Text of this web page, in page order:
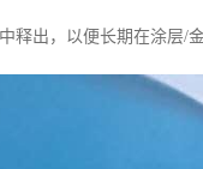
释出，以便长期在涂层/